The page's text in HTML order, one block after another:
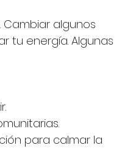
algunos
tu energía. Algunas
para calmar la